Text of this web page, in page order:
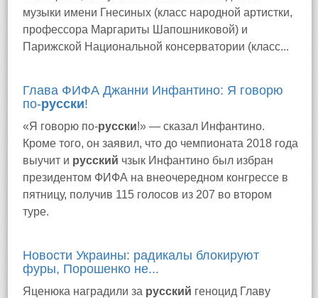
музыки имени Гнесиных (класс народной артистки,
профессора Маргариты Шапошниковой) и
Парижской Национальной консерватории (класс...
Глава ФИФА Джанни Инфантино: Я говорю
по-русски!
«Я говорю по-русски!» — сказал Инфантино.
Кроме того, он заявил, что до чемпионата 2018 года
выучит и русский чзык Инфантино был избран
президентом ФИФА на внеочередном конгрессе в
пятницу, получив 115 голосов из 207 во втором
туре.
Новости Украины: радикалы блокируют
фуры, Порошенко не...
Яценюка наградили за русский геноцид Главу